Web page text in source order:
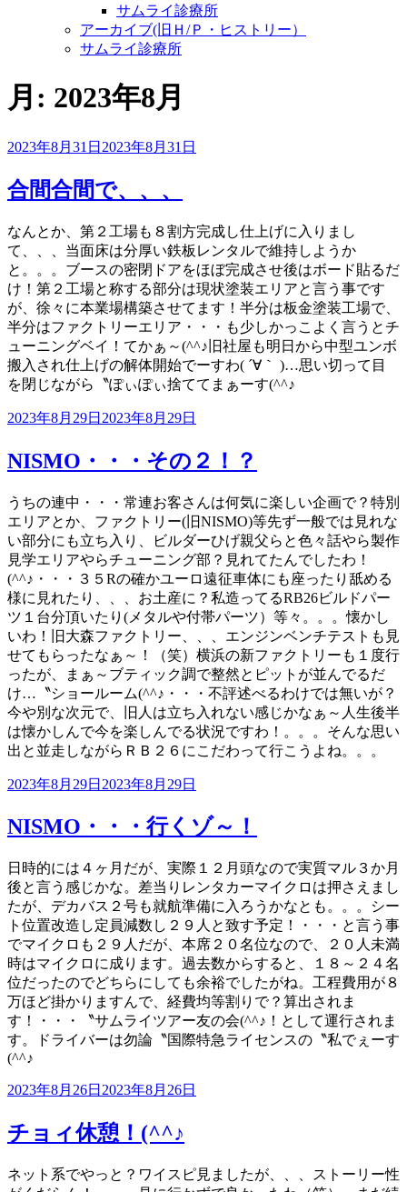
サムライ診療所
アーカイブ(旧Ｈ/Ｐ・ヒストリー）
サムライ診療所
月: 2023年8月
投
日:
2023年8月31日 2023年8月31日
合間合間で、、、
なんとか、第２工場も８割方完成し仕上げに入りまし
て、、、当面床は分厚い鉄板レンタルで維持しようか
と。。。ブースの密閉ドアをほぼ完成させ後はボード貼るだ
け！第２工場と称する部分は現状塗装エリアと言う事です
が、徐々に本業場構築させてます！半分は板金塗装工場で、
半分はファクトリーエリア・・・も少しかっこよく言うとチ
ューニングベイ！てかぁ～(^^♪旧社屋も明日から中型ユンボ
搬入され仕上げの解体開始でーすわ( ´∀｀ )…思い切って目
を閉じながら〝ぽぃぽぃ捨ててまぁーす(^^♪
投
日:
2023年8月29日 2023年8月29日
NISMO・・・その２！？
うちの連中・・・常連お客さんは何気に楽しい企画で？特別
エリアとか、ファクトリー(旧NISMO)等先ず一般では見れな
い部分にも立ち入り、ビルダーひげ親父らと色々話やら製作
見学エリアやらチューニング部？見れてたんでしたわ！
(^^♪・・・３５Rの確かユーロ遠征車体にも座ったり舐める
様に見れたり、、、お土産に？私造ってるRB26ビルドパー
ツ１台分頂いたり(メタルや付帯パーツ）等々。。。懐かし
いわ！旧大森ファクトリー、、、エンジンベンチテストも見
せてもらったなぁ～！（笑）横浜の新ファクトリーも１度行
ったが、まぁ～ブティック調で整然とピットが並んでるだ
け…〝ショールーム(^^♪・・・不評述べるわけでは無いが？
今や別な次元で、旧人は立ち入れない感じかなぁ～人生後半
は懐かしんで今を楽しんでる状況ですわ！。。。そんな思い
出と並走しながらＲＢ２６にこだわって行こうよね。。。
投
日:
2023年8月29日 2023年8月29日
NISMO・・・行くゾ～！
日時的には４ヶ月だが、実際１２月頭なので実質マル３か月
後と言う感じかな。差当りレンタカーマイクロは押さえまし
たが、デカバス２号も就航準備に入ろうかなとも。。。シー
ト位置改造し定員減数し２９人と致す予定！・・・と言う事
でマイクロも２９人だが、本席２０名位なので、２０人未満
時はマイクロに成ります。過去数からすると、１８～２４名
位だったのでどちらにしても余裕でしたがね。工程費用が８
万ほど掛かりますんで、経費均等割りで？算出されま
す！・・・〝サムライツアー友の会(^^♪！として運行されま
す。ドライバーは勿論〝国際特急ライセンスの〝私でぇーす
(^^♪
投
日:
2023年8月26日 2023年8月26日
チョィ休憩！(^^♪
ネット系でやっと？ワイスピ見ましたが、、、ストーリー性